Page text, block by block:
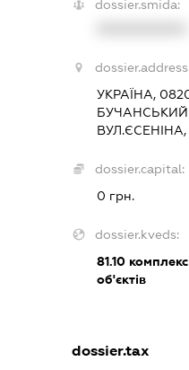
dossier.smida:
УКРАЇНА,
БУЧАНСЬКИЙ
dossier.capital:
0 грн.
dossier.kveds:
81.10
об'єктів
dossier.tax